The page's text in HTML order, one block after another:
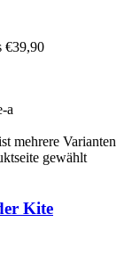
€39,90
mehrere Varianten
gewählt
Kite